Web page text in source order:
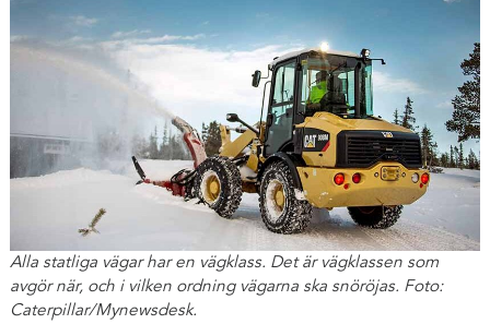
Alla statliga vägar har en vägklass. Det är vägklassen som
avgör när, och i vilken ordning vägarna ska snöröjas. Foto:
Caterpillar/Mynewsdesk.